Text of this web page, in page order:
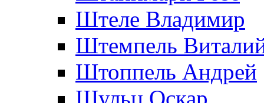
Штеле Владимир
Штемпель
Штоппель Андрей